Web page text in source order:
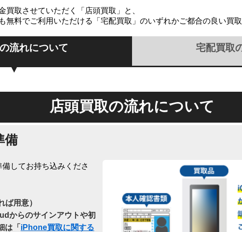
買取させていただく「店頭買取」と、
無料でご利用いただける「宅配買取」のいずれかご都合の良い買
流れについて 宅配買取
店頭買取の流れについて
備
してお持ち込みくださ
ば用意）
からのサインアウトや初
は「 iPhone買取に関する